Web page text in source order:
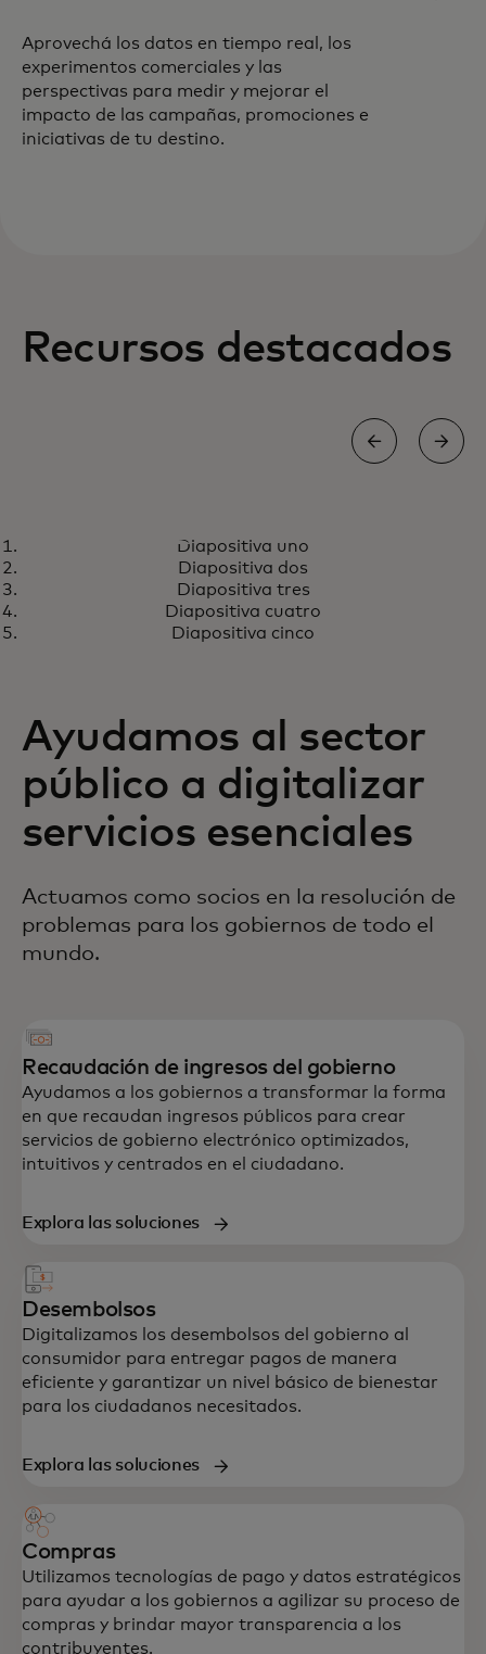
Aprovechá los datos en tiempo real, los
experimentos comerciales y las
perspectivas para medir y mejorar el
impacto de las campañas, promociones e
iniciativas de tu destino.
Recursos destacados
Mantenete al día con nuestras
últimas noticias, eventos y
se abre en una pestaña nueva
Diapositiva uno
Diapositiva dos
Diapositiva tres
Diapositiva cuatro
Diapositiva cinco
Ayudamos al sector
público a digitalizar
servicios esenciales
Actuamos como socios en la resolución de
problemas para los gobiernos de todo el
mundo.
Recaudación de ingresos del gobierno
Ayudamos a los gobiernos a transformar la forma
en que recaudan ingresos públicos para crear
servicios de gobierno electrónico optimizados,
intuitivos y centrados en el ciudadano.
Explora las soluciones
Desembolsos
Digitalizamos los desembolsos del gobierno al
consumidor para entregar pagos de manera
eficiente y garantizar un nivel básico de bienestar
para los ciudadanos necesitados.
Explora las soluciones
Compras
Utilizamos tecnologías de pago y datos estratégicos
para ayudar a los gobiernos a agilizar su proceso de
compras y brindar mayor transparencia a los
contribuyentes.